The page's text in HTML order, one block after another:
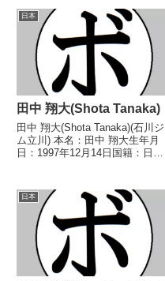
トル】第33代日本スーパーバン
タム級王座【戦歴】2003/02/28
○2RTKO 寺西...
日本
田中 翔大(Shota Tanaka)
田中 翔大(Shota Tanaka)(石川ジ
ム立川) 本名：田中 翔大生年月
日：1997年12月14日国籍：日本
2019/07/26 ○4RTKO 田中 利
信(三迫)2019/1...
日本